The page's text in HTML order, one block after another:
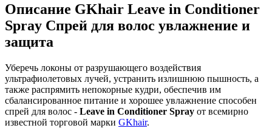
Описание GKhair Leave in Conditioner
Spray Спрей для волос увлажнение и
защита
Уберечь локоны от разрушающего воздействия
ультрафиолетовых лучей, устранить излишнюю пышность, а
также распрямить непокорные кудри, обеспечив им
сбалансированное питание и хорошее увлажнение способен
спрей для волос - Leave in Conditioner Spray от всемирно
известной торговой марки GKhair.